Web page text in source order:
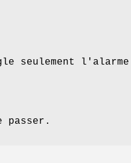
seulement
passer.